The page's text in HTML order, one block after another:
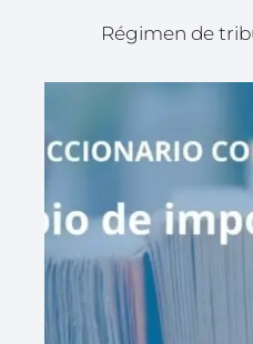
Régimen de